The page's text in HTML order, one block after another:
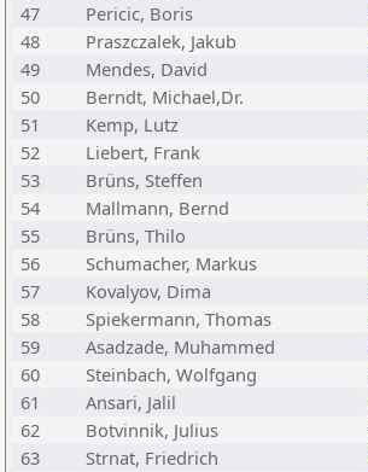
47
Pericic, Boris
48
Praszczalek, Jakub
49
Mendes, David
50
Berndt, Michael,Dr.
51
Kemp, Lutz
52
Liebert, Frank
53
Brüns, Steffen
54
Mallmann, Bernd
55
Brüns, Thilo
56
Schumacher, Markus
57
Kovalyov, Dima
58
Spiekermann, Thomas
59
Asadzade, Muhammed
60
Steinbach, Wolfgang
61
Ansari, Jalil
62
Botvinnik, Julius
63
Strnat, Friedrich